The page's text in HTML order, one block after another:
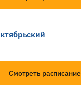
Смотреть расписание